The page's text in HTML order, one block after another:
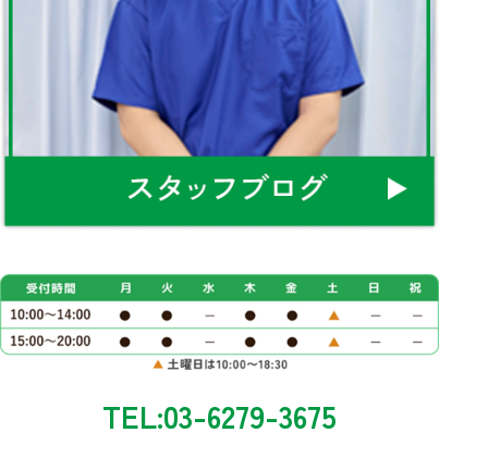
TEL:03-6279-3675